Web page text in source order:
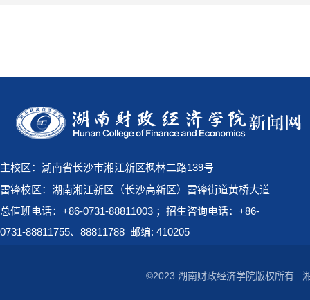
主校区：湖南省长沙市湘江新区枫林二路139号
雷锋校区：湖南湘江新区（长沙高新区）雷锋街道黄桥大道
总值班电话：+86-0731-88811003 ；招生咨询电话：+86-
0731-88811755、88811788 邮编: 410205
©2023 湖南财政经济学院版权所有